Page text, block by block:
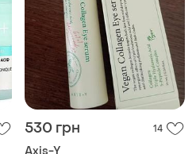
530 грн 14